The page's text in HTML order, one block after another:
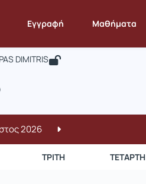
Εγγραφή Μαθήματα
ΜΑΘΗΜΑΤΙΚΟΣ
STAT100
DIMITRIS
2026
ΤΡΊΤΗ ΤΕΤΆΡΤΗ